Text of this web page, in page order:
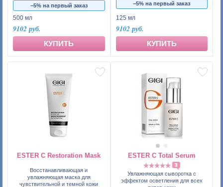
−5% на первый заказ
500 мл
9102 руб.
КУПИТЬ
−5% на первый заказ
125 мл
9102 руб.
КУПИТЬ
ESTER C Restoration Mask
Восстанавливающая и
увлажняющая маска для
чувствительной и темной кожи
ESTER C Total Serum
3
Увлажняющая сыворотка с
эффектом осветления для всех